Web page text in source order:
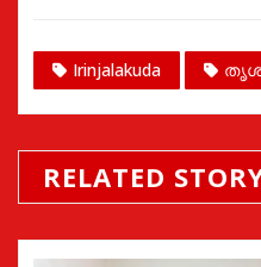
Irinjalakuda
RELATED